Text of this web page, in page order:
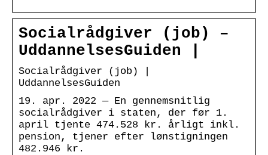
Socialrådgiver (job) –
UddannelsesGuiden |
Socialrådgiver (job) |
UddannelsesGuiden
19. apr. 2022 — En gennemsnitlig
socialrådgiver i staten, der før 1.
april tjente 474.528 kr. årligt inkl.
pension, tjener efter lønstigningen
482.946 kr.